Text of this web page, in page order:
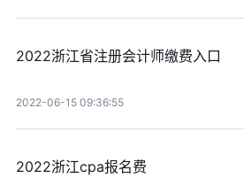
2022浙江省注册会计师缴费入口
2022-06-15 09:36:55
2022浙江cpa报名费